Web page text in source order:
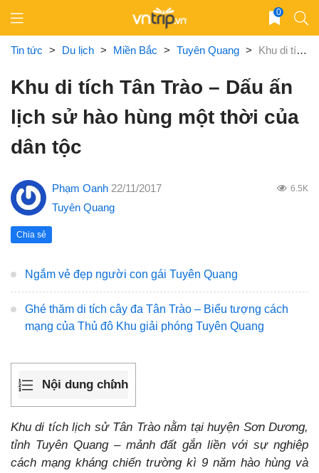
content
0
Tin tức > Du lịch > Miền Bắc > Tuyên Quang > Khu di tích Tân Trào – Dấu ấn lịch sử hào hùng một thời của dân tộc
Khu di tích Tân Trào – Dấu ấn
lịch sử hào hùng một thời của
dân tộc
Phạm Oanh 22/11/2017 6.5K
Tuyên Quang
Chia sẻ
Ngắm vẻ đẹp người con gái Tuyên Quang
Ghé thăm di tích cây đa Tân Trào – Biểu tượng cách
mạng của Thủ đô Khu giải phóng Tuyên Quang
Nội dung chính
Khu di tích lịch sử Tân Trào nằm tại huyện Sơn Dương,
tỉnh Tuyên Quang – mảnh đất gắn liền với sự nghiệp
cách mạng kháng chiến trường kì 9 năm hào hùng và